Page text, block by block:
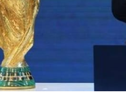
تواصل معنا